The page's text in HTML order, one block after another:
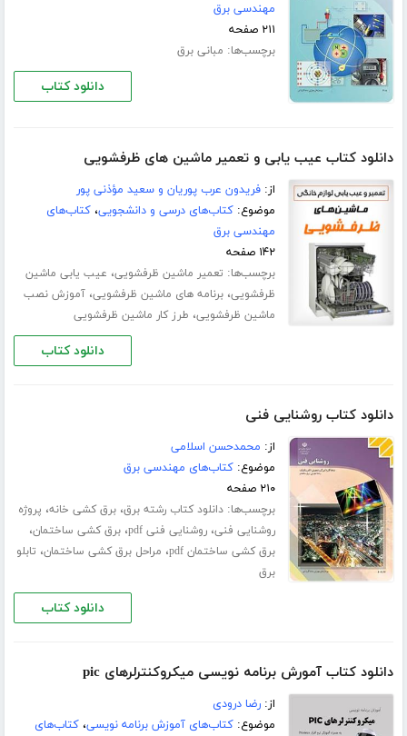
مهندسی برق
۲۱۱ صفحه
برچسب‌ها: مبانی برق
دانلود کتاب
دانلود کتاب عیب یابی و تعمیر ماشین های ظرفشویی
از:فریدون عرب پوریان و سعید مؤذنی پور
موضوع:کتاب‌های درسی و دانشجویی،کتاب‌های
مهندسی برق
۱۴۲ صفحه
برچسب‌ها: تعمیر ماشین ظرفشویی، عیب یابی ماشین
ظرفشویی،برنامه های ماشین ظرفشویی،آموزش نصب
ماشین ظرفشویی، طرز کار ماشین ظرفشویی
دانلود کتاب
دانلود کتاب روشنایی فنی
از: محمدحسن اسلامی
موضوع:کتاب‌های مهندسی برق
۲۱۰ صفحه
برچسب‌ها:دانلود کتاب رشته برق،برق کشی خانه، پروژه
روشنایی فنی،روشنایی فنی pdf ،برق کشی ساختمان،
برق کشی ساختمان pdf ، مراحل برق کشی ساختمان، تابلو
برق
دانلود کتاب
دانلود کتاب آمورش برنامه نویسی میکروکنترلرهای pic
از:رضا درودی
موضوع:کتاب‌های آموزش برنامه نویسی،کتاب‌های